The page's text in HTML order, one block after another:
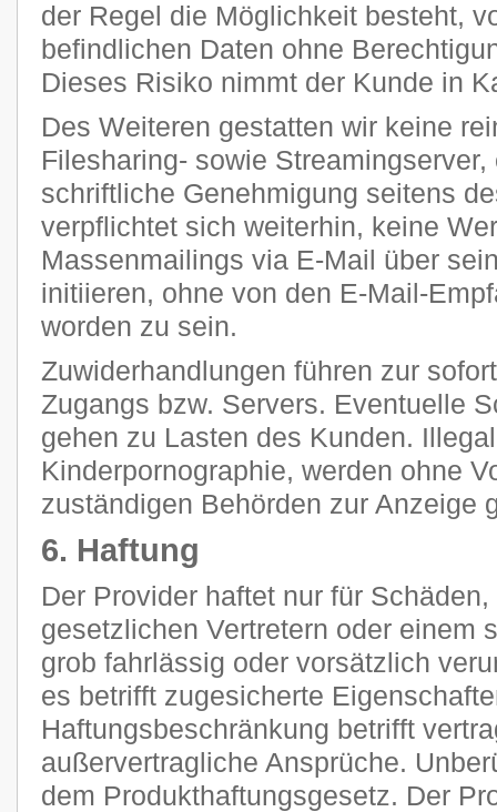
der Regel die Möglichkeit besteht,
befindlichen Daten ohne
Dieses Risiko nimmt der Kunde in
Des Weiteren gestatten wir keine
Filesharing- sowie
schriftliche Genehmigung seitens
verpflichtet sich weiterhin, keine
Massenmailings via E-Mail über
initiieren, ohne von den E-Mail-
worden zu sein.
Zuwiderhandlungen führen zur
Zugangs bzw. Servers. Eventuelle
gehen zu Lasten des Kunden.
Kinderpornographie, werden ohne
zuständigen Behörden zur Anzeige
6. Haftung
Der Provider haftet nur für
gesetzlichen Vertretern oder einem
grob fahrlässig oder vorsätzlich
es betrifft zugesicherte
Haftungsbeschränkung betrifft
außervertragliche Ansprüche.
dem Produkthaftungsgesetz. Der